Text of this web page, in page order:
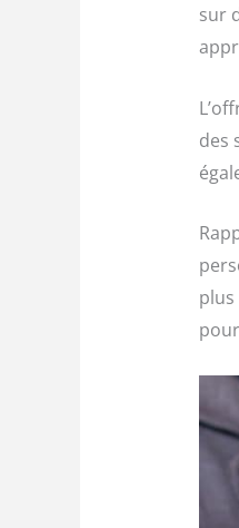
sur
des